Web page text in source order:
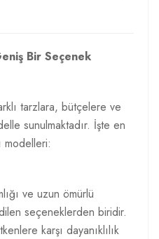
Bir Seçenek
tarzlara, bütçelere ve
sunulmaktadır. İşte en
modelleri:
ve uzun ömürlü
seçeneklerden biridir.
karşı dayanıklılık